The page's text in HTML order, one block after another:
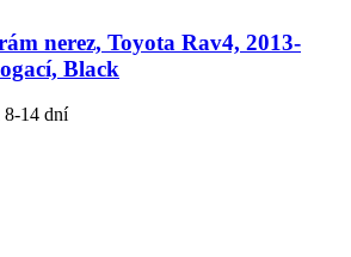
nerez, Toyota Rav4, 2013-
Black
8-14 dní